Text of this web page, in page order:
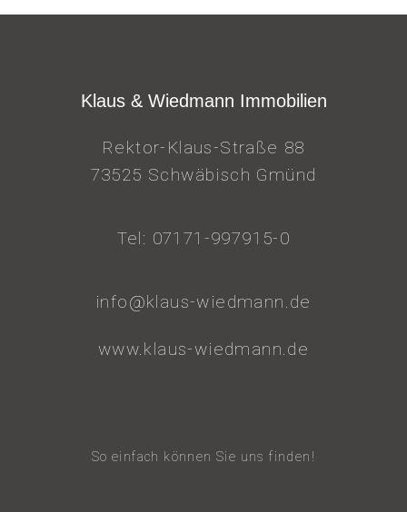
Klaus & Wiedmann Immobilien
Rektor-Klaus-Straße 88
73525 Schwäbisch Gmünd
Tel: 07171-997915-0
info@klaus-wiedmann.de
www.klaus-wiedmann.de
So einfach können Sie uns finden!